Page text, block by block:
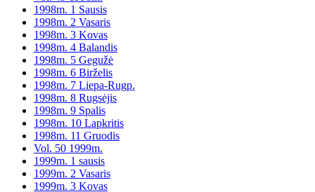
1998m. 1 Sausis
1998m. 2 Vasaris
1998m. 3 Kovas
1998m. 4 Balandis
1998m. 5 Gegužė
1998m. 6 Birželis
1998m. 7 Liepa-Rugp.
1998m. 8 Rugsėjis
1998m. 9 Spalis
1998m. 10 Lapkritis
1998m. 11 Gruodis
Vol. 50 1999m.
1999m. 1 sausis
1999m. 2 Vasaris
1999m. 3 Kovas